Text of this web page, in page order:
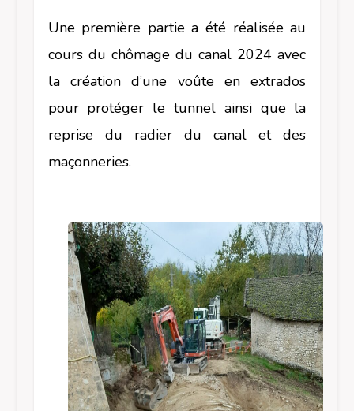
Une première partie a été réalisée au
cours du chômage du canal 2024 avec
la création d’une voûte en extrados
pour protéger le tunnel ainsi que la
reprise du radier du canal et des
maçonneries.